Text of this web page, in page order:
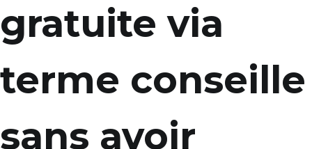
gratuite via
terme conseille
sans avoir